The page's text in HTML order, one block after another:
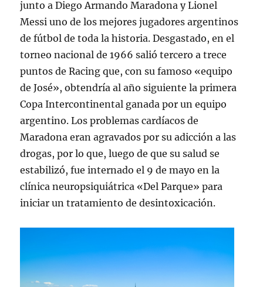
junto a Diego Armando Maradona y Lionel
Messi uno de los mejores jugadores argentinos
de fútbol de toda la historia. Desgastado, en el
torneo nacional de 1966 salió tercero a trece
puntos de Racing que, con su famoso «equipo
de José», obtendría al año siguiente la primera
Copa Intercontinental ganada por un equipo
argentino. Los problemas cardíacos de
Maradona eran agravados por su adicción a las
drogas, por lo que, luego de que su salud se
estabilizó, fue internado el 9 de mayo en la
clínica neuropsiquiátrica «Del Parque» para
iniciar un tratamiento de desintoxicación.